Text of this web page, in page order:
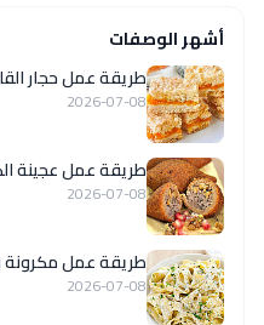
أشهر الوصفات
طريقة عمل حجار
2026-07-08
طريقة عمل عجينة
2026-07-08
طريقة عمل مكرونة
2026-07-08